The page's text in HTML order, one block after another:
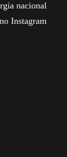
nacional
Instagram